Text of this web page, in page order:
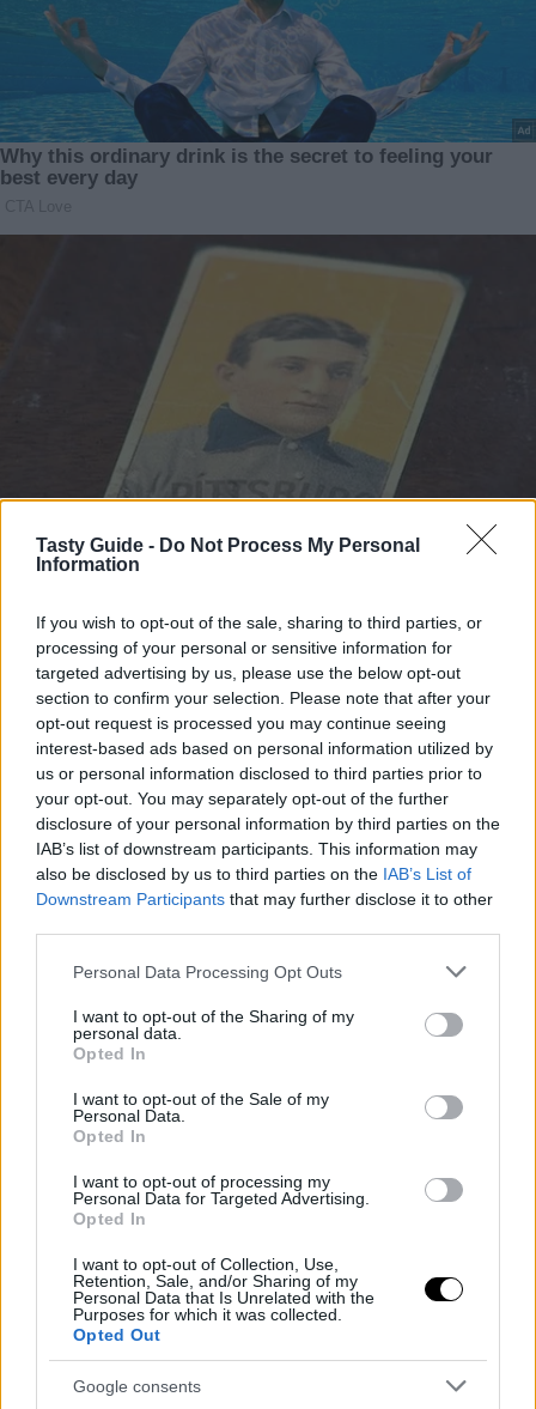
Tasty Guide - Do Not Process My Personal
Information
If you wish to opt-out of the sale, sharing to third parties, or
processing of your personal or sensitive information for
targeted advertising by us, please use the below opt-out
section to confirm your selection. Please note that after your
opt-out request is processed you may continue seeing
interest-based ads based on personal information utilized by
us or personal information disclosed to third parties prior to
your opt-out. You may separately opt-out of the further
disclosure of your personal information by third parties on the
IAB’s list of downstream participants. This information may
also be disclosed by us to third parties on the IAB’s List of
Downstream Participants that may further disclose it to other
Please note that this website/app uses one or more Google
not limited to your visit or usage behaviour. You may click to
grant or deny consent to Google and its third-party tags to
use your data for below specified purposes in below Google
consent section.
Personal Data Processing Opt Outs
I want to opt-out of the Sharing of my
personal data.
Opted In
I want to opt-out of the Sale of my
Personal Data.
Opted In
I want to opt-out of processing my
Personal Data for Targeted Advertising.
Opted In
I want to opt-out of Collection, Use,
Retention, Sale, and/or Sharing of my
Personal Data that Is Unrelated with the
Purposes for which it was collected.
Opted Out
Google consents